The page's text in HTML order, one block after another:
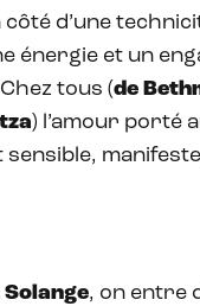
côté d’une
énergie et un
tous (de
) l’amour porté
, on entre